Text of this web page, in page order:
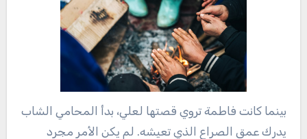
بينما كانت فاطمة تروي قصتها لعلي، بدأ المحامي الشاب
يدرك عمق الصراع الذي تعيشه. لم يكن الأمر مجرد